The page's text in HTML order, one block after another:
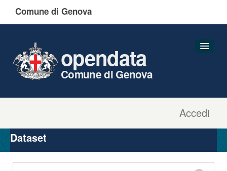
Comune di Genova
Accedi
opendata
Comune di Genova
Organizzazioni
Gruppi
Dataset